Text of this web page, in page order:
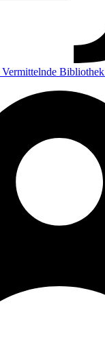
Vermittelnde Bibliothek